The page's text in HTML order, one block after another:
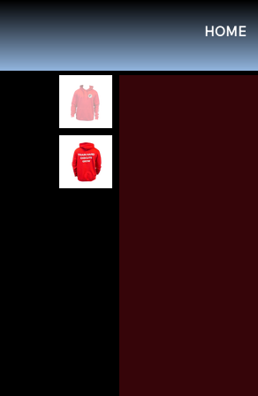
HOME
HOME >RGH Hoodie - Red